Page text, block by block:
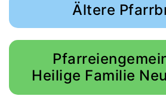
Ältere
Heilige Familie